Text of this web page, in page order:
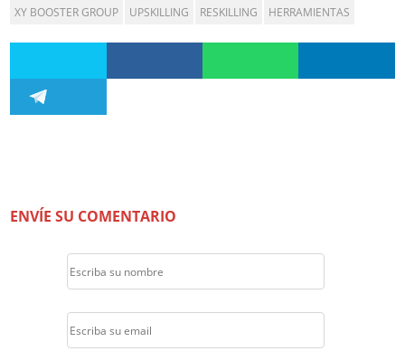
XY BOOSTER GROUP UPSKILLING RESKILLING HERRAMIENTAS
ENVÍE SU COMENTARIO